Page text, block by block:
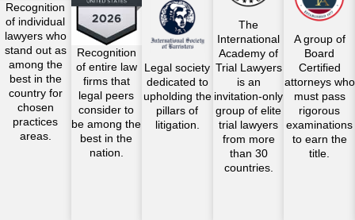
Recognition
of individual
lawyers who
stand out as
among the
best in the
country for
chosen
practices
areas.
Recognition
of entire law
firms that
legal peers
consider to
be among the
best in the
nation.
Legal society
dedicated to
upholding the
pillars of
litigation.
The
International
Academy of
Trial Lawyers
is an
invitation-only
group of elite
trial lawyers
from more
than 30
countries.
A group of
Board
Certified
attorneys who
must pass
rigorous
examinations
to earn the
title.